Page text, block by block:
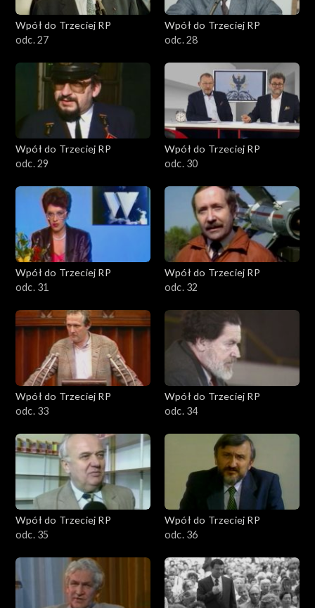
Wpół do Trzeciej RP
odc. 27
Wpół do Trzeciej RP
odc. 28
Wpół do Trzeciej RP
odc. 29
Wpół do Trzeciej RP
odc. 30
Wpół do Trzeciej RP
odc. 31
Wpół do Trzeciej RP
odc. 32
Wpół do Trzeciej RP
odc. 33
Wpół do Trzeciej RP
odc. 34
Wpół do Trzeciej RP
odc. 35
Wpół do Trzeciej RP
odc. 36